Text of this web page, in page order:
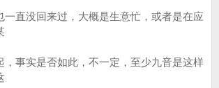
一直没回来过，大概是生意忙，或者是在应
，事实是否如此，不一定，至少九音是这样